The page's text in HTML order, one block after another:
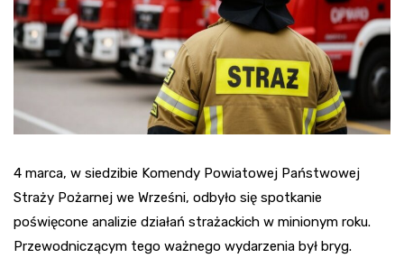
4 marca, w siedzibie Komendy Powiatowej Państwowej
Straży Pożarnej we Wrześni, odbyło się spotkanie
poświęcone analizie działań strażackich w minionym roku.
Przewodniczącym tego ważnego wydarzenia był bryg.